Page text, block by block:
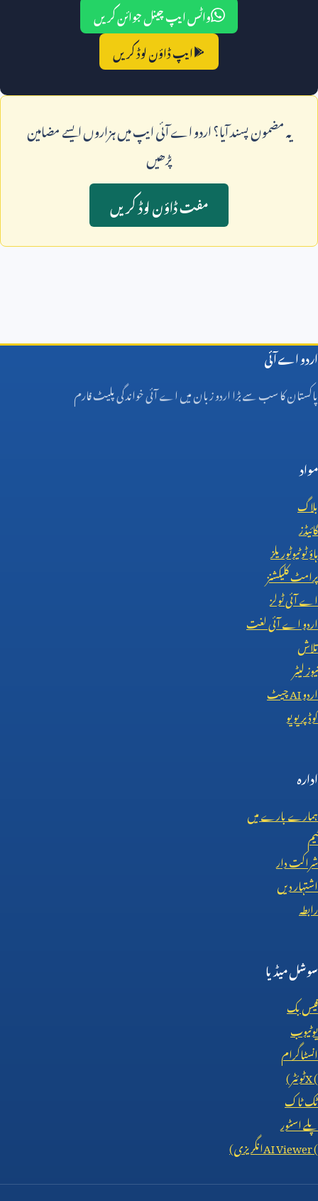
واٹس ایپ چینل جوائن کریں
ایپ ڈاؤن لوڈ کریں
يہ مضمون پسند آيا؟ اردو اے آئی ايپ ميں ہزاروں ايسے مضامين
پڑھيں
مفت ڈاؤن لوڈ کريں
اردو اے آئی
پاکستان کا سب سے بڑا اردو زبان میں اے آئی خواندگی پلیٹ فارم
مواد
بلاگ
گائیڈز
ہاؤ ٹو ٹیوٹوریلز
پرامٹ کلیکشنز
اے آئی ٹولز
اردو اے آئی لغت
تلاش
نیوز لیٹر
اردوAIچیٹ
کوڈ پریویو
ادارہ
ہمارے بارے میں
ٹیم
شراکت دار
اشتہار دیں
رابطہ
سوشل میڈیا
فیس بک
یوٹیوب
انسٹاگرام
X (ٹوئٹر)
ٹک ٹاک
پلے اسٹور
AI Viewer (انگریزی)